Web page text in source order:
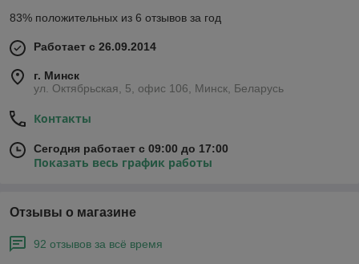
83% положительных из 6 отзывов за год
Работает с 26.09.2014
г. Минск
ул. Октябрьская, 5, офис 106, Минск, Беларусь
Контакты
Сегодня работает с 09:00 до 17:00
Показать весь график работы
Отзывы о магазине
92 отзывов за всё время